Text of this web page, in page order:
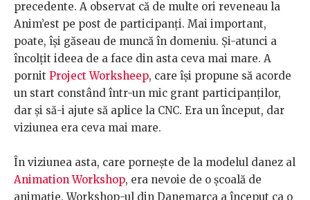
precedente. A observat că de multe ori reveneau la
Anim’est pe post de participanți. Mai important,
poate, își găseau de muncă în domeniu. Și-atunci a
încolțit ideea de a face din asta ceva mai mare. A
pornit Project Worksheep, care își propune să acorde
un start constând într-un mic grant participanților,
dar și să-i ajute să aplice la CNC. Era un început, dar
viziunea era ceva mai mare.
În viziunea asta, care pornește de la modelul danez al
Animation Workshop, era nevoie de o școală de
animație. Workshop-ul din Danemarca a început ca o